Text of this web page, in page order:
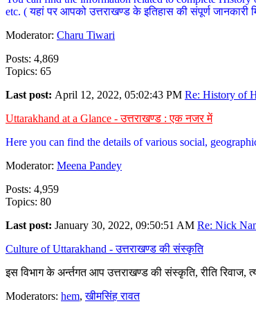
etc. ( यहां पर आपको उत्तराखण्ड के इतिहास की संपूर्ण
Moderator: Charu Tiwari
Posts: 4,869
Topics: 65
Last post: April 12, 2022, 05:02:43 PM Re: History of
Uttarakhand at a Glance - उत्तराखण्ड : एक नजर में
Here you can find the details of various social,
Moderator: Meena Pandey
Posts: 4,959
Topics: 80
Last post: January 30, 2022, 09:50:51 AM Re: Nick
Culture of Uttarakhand - उत्तराखण्ड की संस्कृति
इस विभाग के अर्न्तगत आप उत्तराखण्ड की संस्कृति, रीति रिवाज,
Moderators: hem,खीमसिंह रावत